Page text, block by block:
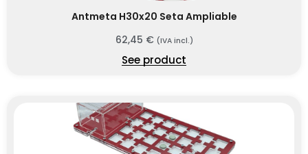
Antmeta H30x20 Seta Ampliable
62,45 € (IVA incl.)
See product